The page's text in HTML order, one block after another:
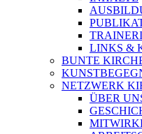
LINKS &
BUNTE
NETZWERK
ÜBER